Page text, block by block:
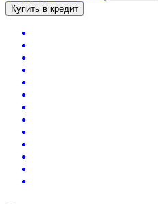
Купить в кредит